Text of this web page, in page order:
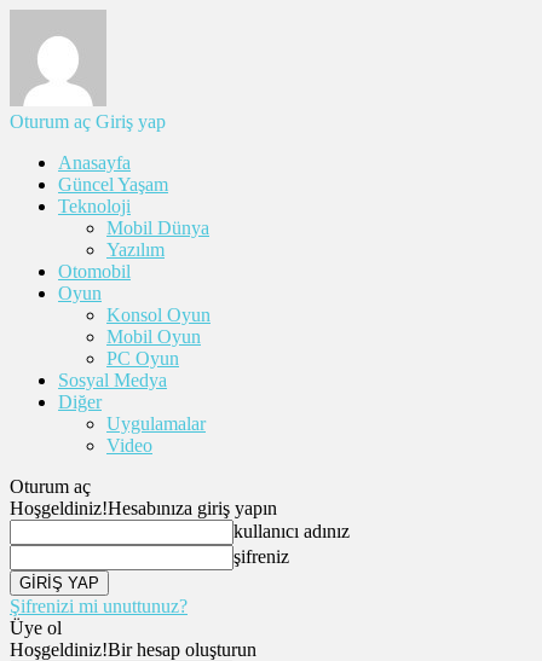
Oturum aç Giriş yap
Anasayfa
Güncel Yaşam
Teknoloji
Mobil Dünya
Yazılım
Otomobil
Oyun
Konsol Oyun
Mobil Oyun
PC Oyun
Sosyal Medya
Diğer
Uygulamalar
Video
Oturum aç
Hoşgeldiniz!Hesabınıza giriş yapın
kullanıcı adınız
şifreniz
Şifrenizi mi unuttunuz?
Üye ol
Hoşgeldiniz!Bir hesap oluşturun